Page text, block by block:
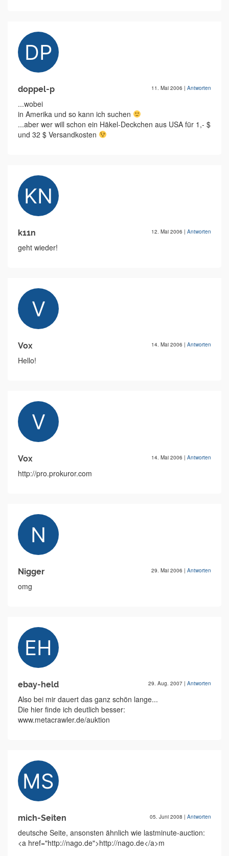
doppel-p 11. Mai 2006 | Antworten
...wobei
in Amerika und so kann ich suchen
...aber wer will schon ein Häkel-Deckchen aus USA für 1,- $
und 32 $ Versandkosten
k11n 12. Mai 2006 | Antworten
geht wieder!
Vox 14. Mai 2006 | Antworten
Hello!
Vox 14. Mai 2006 | Antworten
http://pro.prokuror.com
Nigger 29. Mai 2006 | Antworten
omg
ebay-held 29. Aug. 2007 | Antworten
Also bei mir dauert das ganz schön lange...
Die hier finde ich deutlich besser:
www.metacrawler.de/auktion
mich-Seiten 05. Juni 2008 | Antworten
deutsche Seite, ansonsten ähnlich wie lastminute-auction:
<a href="http://nago.de">http://nago.de</a>m